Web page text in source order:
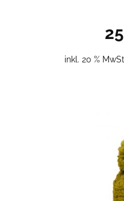
inkl. 20 %